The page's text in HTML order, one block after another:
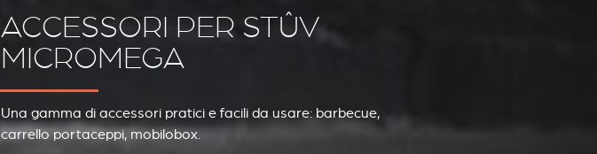
ACCESSORI PER STÛV
MICROMEGA
Una gamma di accessori pratici e facili da usare: barbecue,
carrello portaceppi, mobilobox.